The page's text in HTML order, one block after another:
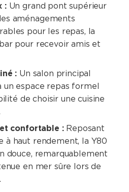
:Un grand pont supérieur
aménagements
pour les repas, la
pour recevoir amis et
: Un salon principal
un espace repas formel
de choisir une cuisine
confortable :Reposant
à haut rendement, la Y80
douce, remarquablement
en mer sûre lors de